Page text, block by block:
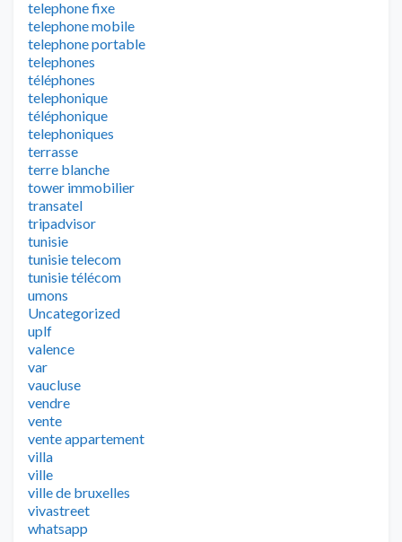
telephone fixe
telephone mobile
telephone portable
telephones
téléphones
telephonique
téléphonique
telephoniques
terrasse
terre blanche
tower immobilier
transatel
tripadvisor
tunisie
tunisie telecom
tunisie télécom
umons
Uncategorized
uplf
valence
var
vaucluse
vendre
vente
vente appartement
villa
ville
ville de bruxelles
vivastreet
whatsapp